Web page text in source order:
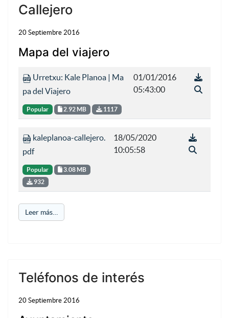
Callejero
20 Septiembre 2016
Mapa del viajero
Urretxu: Kale Planoa | Ma
pa del Viajero
Popular 2.92 MB 1117
01/01/2016
05:43:00
kaleplanoa-callejero.
pdf
Popular
3.08 MB
932
18/05/2020
10:05:58
Leer más…
Teléfonos de interés
20 Septiembre 2016